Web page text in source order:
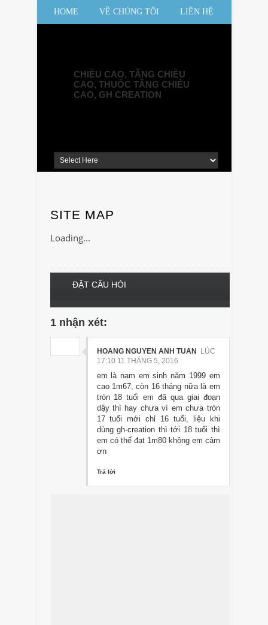
HOME VỀ CHÚNG TÔI LIÊN HỆ
CHIỀU CAO, TĂNG CHIỀU
CAO, THUỐC TĂNG CHIỀU
CAO, GH CREATION
SITE MAP
Loading...
ĐẶT CÂU HỎI
1 nhận xét:
HOANG NGUYEN ANH TUAN LÚC
17:10 11 THÁNG 5, 2016
em là nam em sinh năm 1999 em
cao 1m67, còn 16 tháng nữa là em
tròn 18 tuổi em đã qua giai đoạn
dậy thì hay chưa vì em chưa tròn
17 tuổi mới chỉ 16 tuổi, liệu khi
dùng gh-creation thì tới 18 tuổi thì
em có thể đạt 1m80 không em cảm
ơn
Trả lời